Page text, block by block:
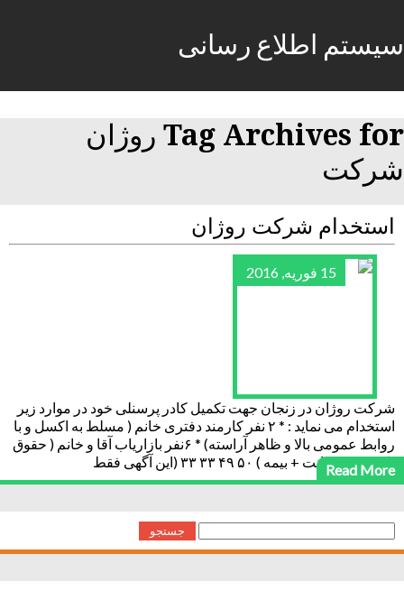
سیستم اطلاع رسانی
Tag Archives for روژان
شرکت
استخدام شرکت روژان
15 فوریه, 2016
شرکت روژان در زنجان جهت تکمیل کادر پرسنلی خود در موارد زیر
استخدام می نماید : * ۲ نفر کارمند دفتری خانم ( مسلط به اکسل و با
روابط عمومی بالا و ظاهر آراسته) * ۶نفر بازاریاب آقا و خانم ( حقوق
ثابت + پورسانت + بیمه ) ۵۰ ۴۹ ۳۳ ۳۳ (این آگهی فقط
Read More
جستجو
برای: